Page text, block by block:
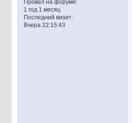
Провел на форуме:
1 год 1 месяц
Последний визит:
Вчера 22:15:43